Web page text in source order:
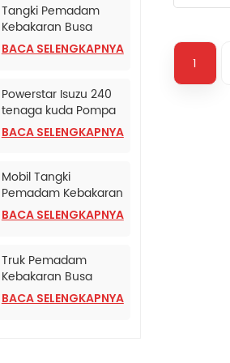
Tangki Pemadam
Kebakaran Busa
Terpasang di Truk
SINOTRUK HOWO TX
BACA SELENGKAPNYA
Powerstar Isuzu 240
tenaga kuda Pompa
Pemadam Kebakaran
Darurat
BACA SELENGKAPNYA
Mobil Tangki
Pemadam Kebakaran
HOWO TX Dengan
Pompa Pemadam
BACA SELENGKAPNYA
Truk Pemadam
Kebakaran Busa
Bertekanan Tinggi
HOWO
BACA SELENGKAPNYA
1